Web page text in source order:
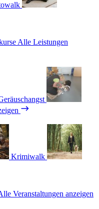
Alle Leistungen
Krimiwalk
Veranstaltungen anzeigen